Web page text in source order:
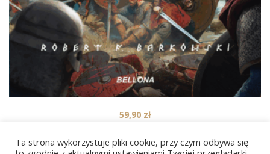
Siemowit Zacny. Cykl Przodkowie. Tom 4
59,90 zł
Ta strona wykorzystuje pliki cookie, przy czym odbywa się